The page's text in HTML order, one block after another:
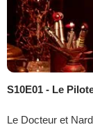
S10E01 - Le
Le Docteur et